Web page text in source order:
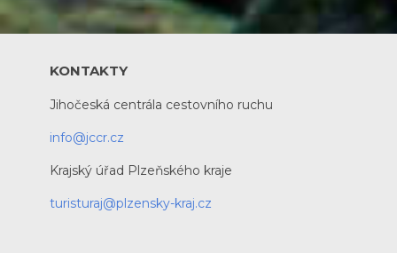
KONTAKTY
Jihočeská centrála cestovního ruchu
info@jccr.cz
Krajský úřad Plzeňského kraje
turisturaj@plzensky-kraj.cz